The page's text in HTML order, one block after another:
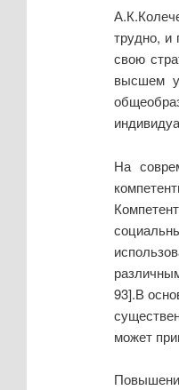
трудно, и
свою
высшем
На
93].В
может